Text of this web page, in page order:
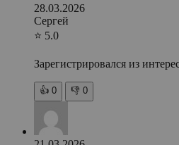
28.03.2026
Сергей
⭐ 5.0
Зарегистрировался из
👍 0 👎 0